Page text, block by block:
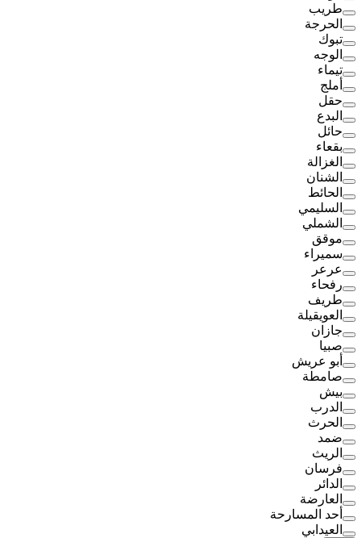
طريب
الحرجة
تبوك
الوجه
تيماء
أملج
حقل
البدع
حائل
بقعاء
الغزالة
الشنان
الحائط
السليمي
الشملي
موقق
سميراء
عرعر
رفحاء
طريف
العويقيلة
جازان
صبيا
أبو عريش
صامطة
بيش
الدرب
الحرث
ضمد
الريث
فرسان
الدائر
العارضة
أحد المسارحة
العيدابي